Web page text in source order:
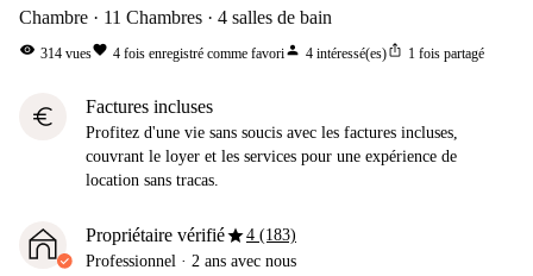
Chambre 11 Chambres 4 salles de bain
visibility 314 vuesfavorite 4 fois enregistré comme favoriperson 4 intéressé(es)ios_share 1 fois partagé
euro Factures incluses
Profitez d'une vie sans soucis avec les factures incluses,
couvrant le loyer et les services pour une expérience de
location sans tracas.
Propriétaire vérifiéstar4 (183)
Professionnel · 2 ans avec nous